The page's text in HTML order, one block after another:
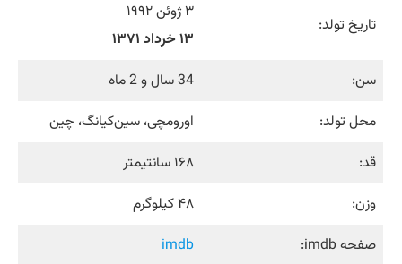
تاریخ تولد:
۳ ژوئن ۱۹۹۲
۱۳ خرداد ۱۳۷۱
سن:
34 سال و 2 ماه
محل تولد:
اورومچی، سین‌کیانگ، چین
قد:
۱۶۸ سانتیمتر
وزن:
۴۸ کیلوگرم
صفحه imdb:
imdb